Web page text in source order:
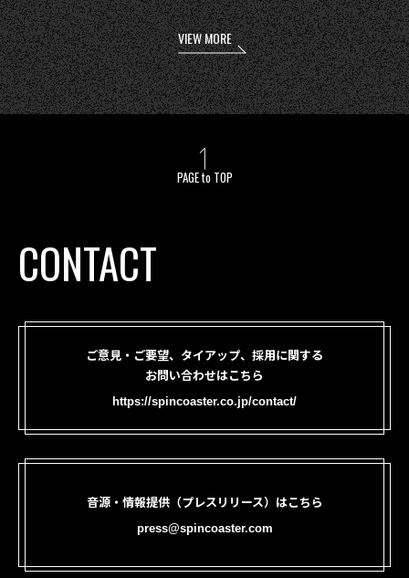
VIEW MORE
PAGE to TOP
CONTACT
ご意見・ご要望、タイアップ、採用に関する
お問い合わせはこちら
https://spincoaster.co.jp/contact/
音源・情報提供（プレスリリース）はこちら
press@spincoaster.com